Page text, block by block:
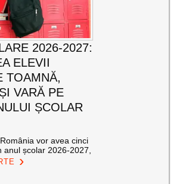
2026-2027:
ELEVII
TOAMNĂ,
VARĂ PE
ȘCOLAR
vor avea cinci
anul școlar 2026-2027,